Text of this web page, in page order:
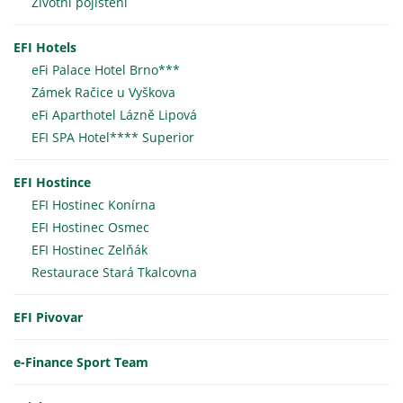
EFI Hotels
eFi Palace Hotel Brno***
Zámek Račice u Vyškova
eFi Aparthotel Lázně Lipová
EFI SPA Hotel**** Superior
EFI Hostince
EFI Hostinec Konírna
EFI Hostinec Osmec
EFI Hostinec Zelňák
Restaurace Stará Tkalcovna
EFI Pivovar
e-Finance Sport Team